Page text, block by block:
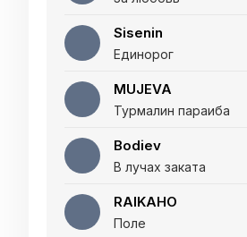
Sisenin
Единорог
MUJEVA
Турмалин параиба
Bodiev
В лучах заката
RAIKAHO
Поле